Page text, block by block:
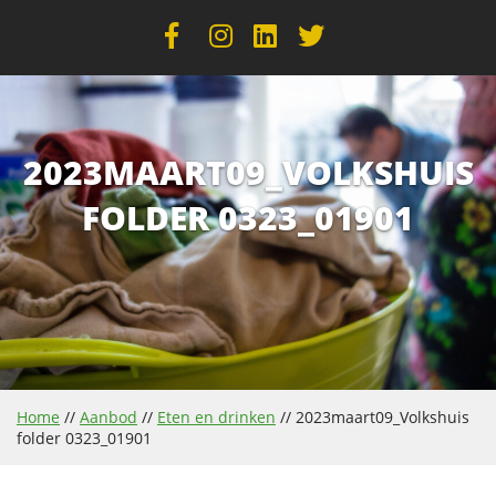
2023MAART09_VOLKSHUIS
FOLDER 0323_01901
Home // Aanbod // Eten en drinken // 2023maart09_Volkshuis
folder 0323_01901